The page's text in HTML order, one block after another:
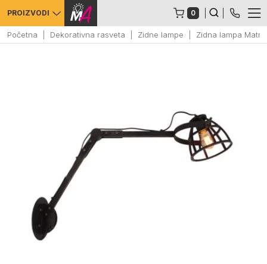
PROIZVODI 0
Početna Dekorativna rasveta Zidne lampe Zidna lampa